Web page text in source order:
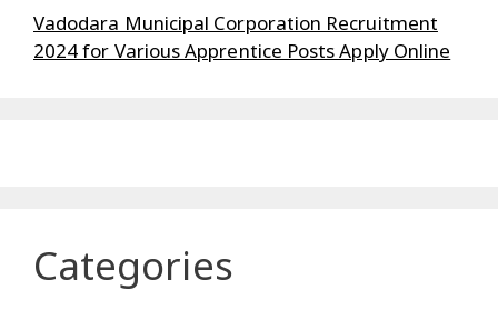
Vadodara Municipal Corporation Recruitment
2024 for Various Apprentice Posts Apply Online
Categories